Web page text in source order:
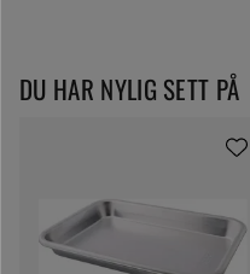
DU HAR NYLIG SETT PÅ